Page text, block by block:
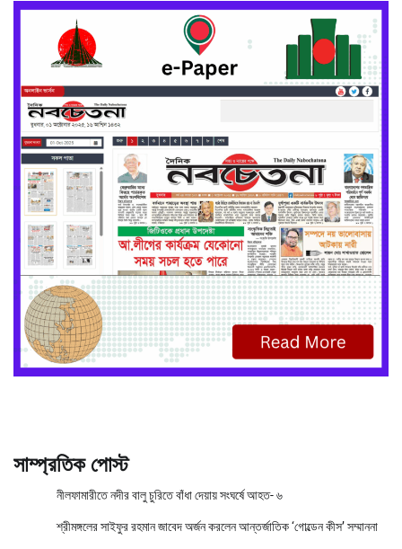
সাম্প্রতিক পোস্ট
নীলফামারীতে নদীর বালু চুরিতে বাঁধা দেয়ায় সংঘর্ষে আহত- ৬
শ্রীমঙ্গলের সাইফুর রহমান জাবেদ অর্জন করলেন আন্তর্জাতিক ‘গোল্ডেন কীস’ সম্মাননা